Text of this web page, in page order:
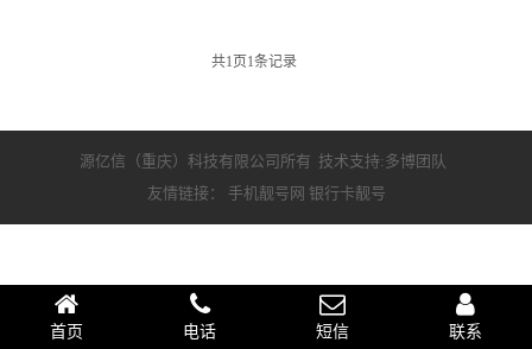
共1 页1条记录
源亿信（重庆）科技有限公司所有 技术支持:多博团队
友情链接： 手机靓号网 银行卡靓号
首页 电话 短信 联系